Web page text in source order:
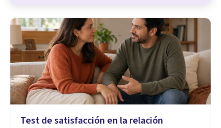
Test de satisfacción en la relación